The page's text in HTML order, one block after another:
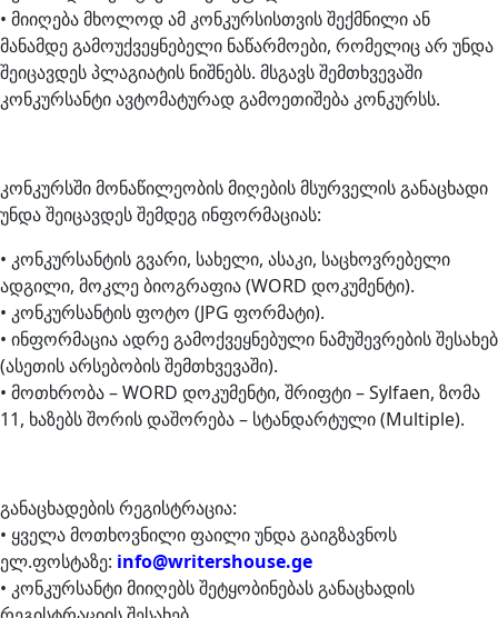
• მიიღება მხოლოდ ამ კონკურსისთვის შექმნილი ან
მანამდე გამოუქვეყნებელი ნაწარმოები, რომელიც არ უნდა
შეიცავდეს პლაგიატის ნიშნებს. მსგავს შემთხვევაში
კონკურსანტი ავტომატურად გამოეთიშება კონკურსს.
კონკურსში მონაწილეობის მიღების მსურველის განაცხადი
უნდა შეიცავდეს შემდეგ ინფორმაციას:
• კონკურსანტის გვარი, სახელი, ასაკი, საცხოვრებელი
ადგილი, მოკლე ბიოგრაფია (WORD დოკუმენტი).
• კონკურსანტის ფოტო (JPG ფორმატი).
• ინფორმაცია ადრე გამოქვეყნებული ნამუშევრების შესახებ
(ასეთის არსებობის შემთხვევაში).
• მოთხრობა – WORD დოკუმენტი, შრიფტი – Sylfaen, ზომა
11, ხაზებს შორის დაშორება – სტანდარტული (Multiple).
განაცხადების რეგისტრაცია:
• ყველა მოთხოვნილი ფაილი უნდა გაიგზავნოს
ელ.ფოსტაზე: info@writershouse.ge
• კონკურსანტი მიიღებს შეტყობინებას განაცხადის